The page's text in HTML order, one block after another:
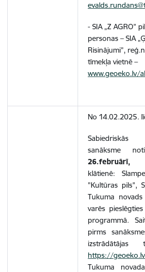
- SIA „Z AGRO”
personas – SIA
Risinājumi”,
tīmekļa vietnē –
www.geoeko.lv/
No 14.02.2025.
Sabiedriskās
sanāksme
26.februārī,
klātienē:
"Kultūras pils",
Tukuma
varēs
programmā.
pirms
izstrādātājas
https://
Tukuma